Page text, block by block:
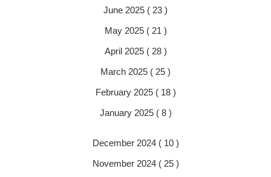
June 2025 ( 23 )
May 2025 ( 21 )
April 2025 ( 28 )
March 2025 ( 25 )
February 2025 ( 18 )
January 2025 ( 8 )
December 2024 ( 10 )
November 2024 ( 25 )